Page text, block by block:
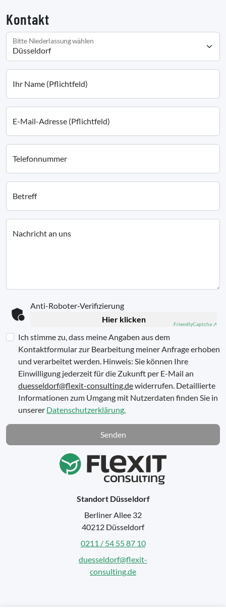
Kontakt
Bitte Niederlassung wählen
Ihr Name (Pflichtfeld)
E-Mail-Adresse (Pflichtfeld)
Telefonnummer
Betreff
Nachricht an uns
Anti-Roboter-Verifizierung
Hier klicken
FriendlyCaptcha ⇗
Ich stimme zu, dass meine Angaben aus dem
Kontaktformular zur Bearbeitung meiner Anfrage erhoben
und verarbeitet werden. Hinweis: Sie können Ihre
Einwilligung jederzeit für die Zukunft per E-Mail an
duesseldorf@flexit-consulting.dewiderrufen. Detaillierte
Informationen zum Umgang mit Nutzerdaten finden Sie in
unserer Datenschutzerklärung.
Senden
Standort Düsseldorf
Berliner Allee 32
40212 Düsseldorf
0211 / 54 55 87 10
duesseldorf@flexit-
consulting.de